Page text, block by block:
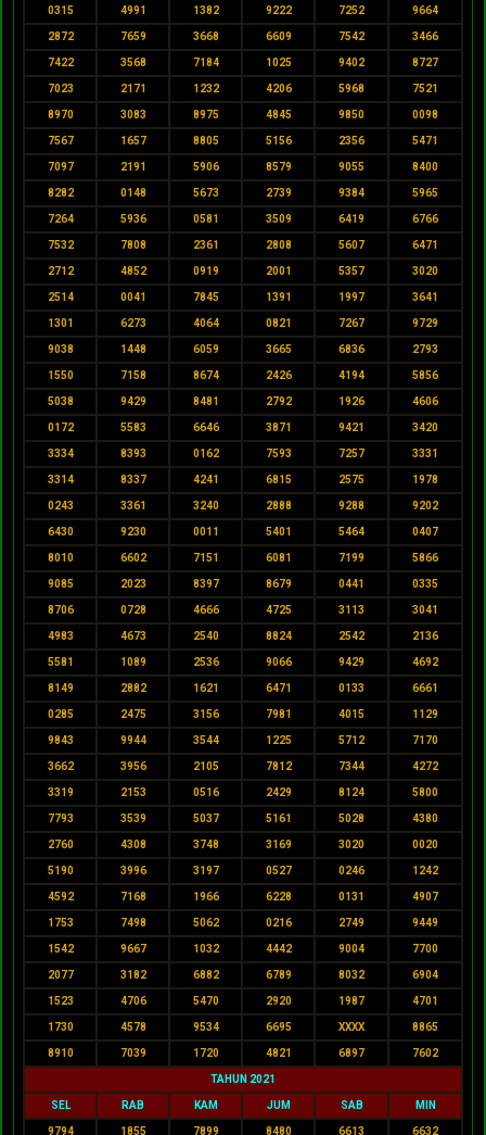
0315 4991 1382 9222 7252 9664
2872 7659 3668 6609 7542 3466
7422 3568 7184 1025 9402 8727
7023 2171 1232 4206 5968 7521
8970 3083 8975 4845 9850 0098
7567 1657 8805 5156 2356 5471
7097 2191 5906 8579 9055 8400
8282 0148 5673 2739 9384 5965
7264 5936 0581 3509 6419 6766
7532 7808 2361 2808 5607 6471
2712 4852 0919 2001 5357 3020
2514 0041 7845 1391 1997 3641
1301 6273 4064 0821 7267 9729
9038 1448 6059 3665 6836 2793
1550 7158 8674 2426 4194 5856
5038 9429 8481 2792 1926 4606
0172 5583 6646 3871 9421 3420
3334 8393 0162 7593 7257 3331
3314 8337 4241 6815 2575 1978
0243 3361 3240 2888 9288 9202
6430 9230 0011 5401 5464 0407
8010 6602 7151 6081 7199 5866
9085 2023 8397 8679 0441 0335
8706 0728 4666 4725 3113 3041
4983 4673 2540 8824 2542 2136
5581 1089 2536 9066 9429 4692
8149 2882 1621 6471 0133 6661
0285 2475 3156 7981 4015 1129
9843 9944 3544 1225 5712 7170
3662 3956 2105 7812 7344 4272
3319 2153 0516 2429 8124 5800
7793 3539 5037 5161 5028 4380
2760 4308 3748 3169 3020 0020
5190 3996 3197 0527 0246 1242
4592 7168 1966 6228 0131 4907
1753 7498 5062 0216 2749 9449
1542 9667 1032 4442 9004 7700
2077 3182 6882 6789 8032 6904
1523 4706 5470 2920 1987 4701
1730 4578 9534 6695 XXXX 8865
8910 7039 1720 4821 6897 7602
TAHUN 2021
SEL RAB KAM JUM SAB MIN
9794 1855 7899 8480 6613 6632